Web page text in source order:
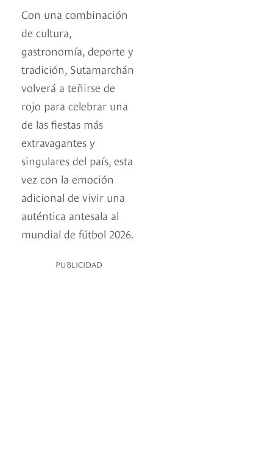
Con una combinación
de cultura,
gastronomía, deporte y
tradición, Sutamarchán
volverá a teñirse de
rojo para celebrar una
de las fiestas más
extravagantes y
singulares del país, esta
vez con la emoción
adicional de vivir una
auténtica antesala al
mundial de fútbol 2026.
PUBLICIDAD